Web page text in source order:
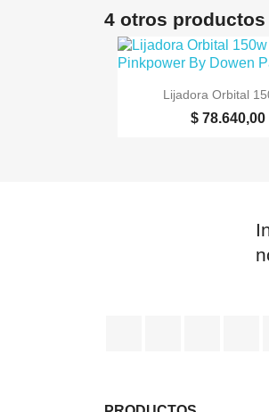
4 otros
 Vista
Lijadora Orbital
$ 78.640,00